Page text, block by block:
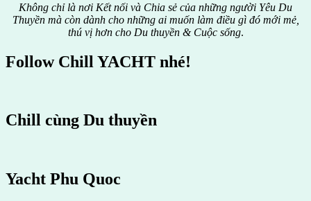
Không chỉ là nơi Kết nối và Chia sẻ của những người Yêu Du
Thuyền mà còn dành cho những ai muốn làm điều gì đó mới mẻ,
thú vị hơn cho Du thuyền & Cuộc sống.
Follow Chill YACHT nhé!
Chill cùng Du thuyền
Yacht Phu Quoc